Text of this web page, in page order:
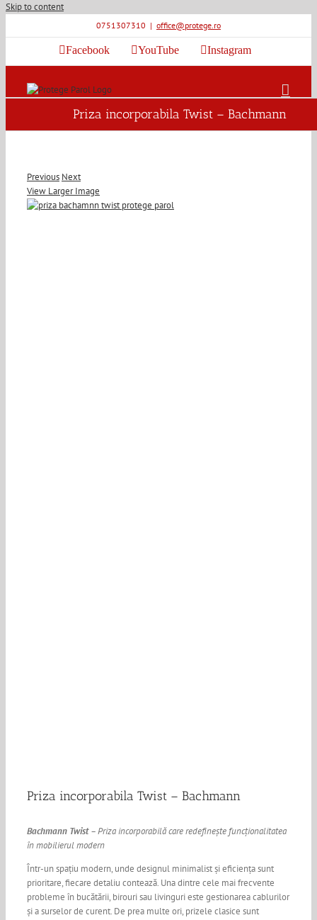
Skip to content
0751307310 | office@protege.ro
Facebook YouTube Instagram
Priza incorporabila Twist – Bachmann
Previous Next
View Larger Image
Priza incorporabila Twist – Bachmann
Bachmann Twist– Priza incorporabilă care redefinește funcționalitatea
în mobilierul modern
Într-un spațiu modern, unde designul minimalist și eficiența sunt
prioritare, fiecare detaliu contează. Una dintre cele mai frecvente
probleme în bucătării, birouri sau livinguri este gestionarea cablurilor
și a surselor de curent. De prea multe ori, prizele clasice sunt